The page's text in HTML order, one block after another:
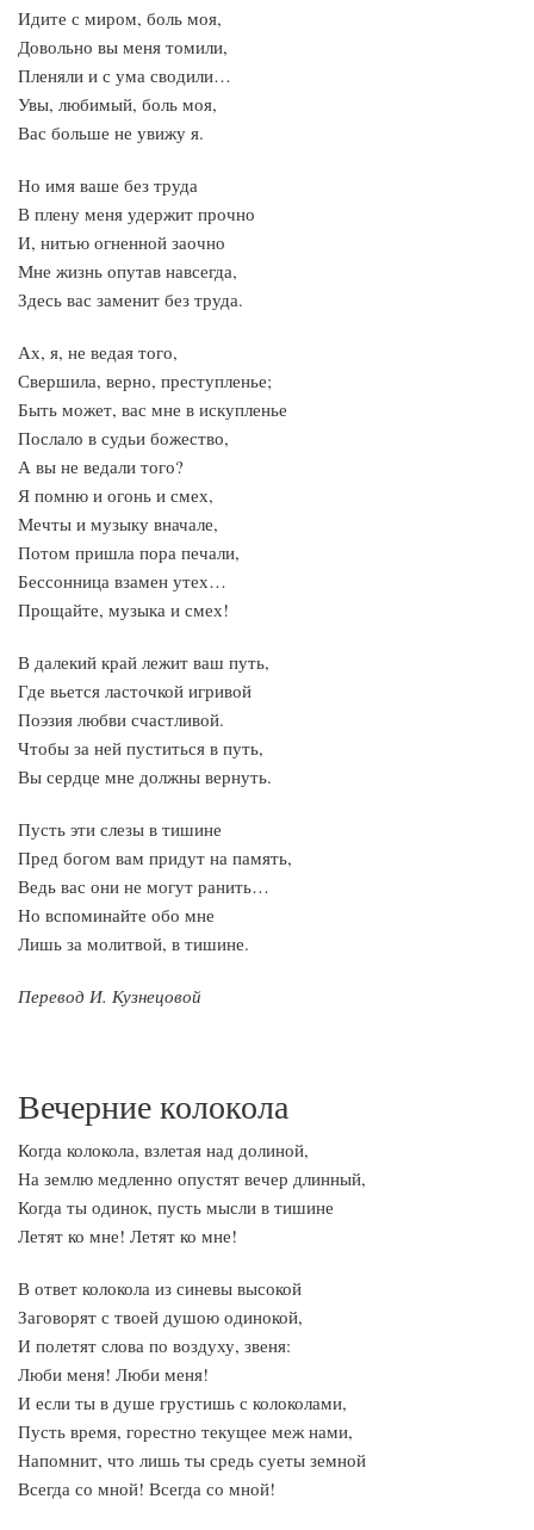
Идите с миром, боль моя,
Довольно вы меня томили,
Пленяли и с ума сводили…
Увы, любимый, боль моя,
Вас больше не увижу я.
Но имя ваше без труда
В плену меня удержит прочно
И, нитью огненной заочно
Мне жизнь опутав навсегда,
Здесь вас заменит без труда.
Ах, я, не ведая того,
Свершила, верно, преступленье;
Быть может, вас мне в искупленье
Послало в судьи божество,
А вы не ведали того?
Я помню и огонь и смех,
Мечты и музыку вначале,
Потом пришла пора печали,
Бессонница взамен утех…
Прощайте, музыка и смех!
В далекий край лежит ваш путь,
Где вьется ласточкой игривой
Поэзия любви счастливой.
Чтобы за ней пуститься в путь,
Вы сердце мне должны вернуть.
Пусть эти слезы в тишине
Пред богом вам придут на память,
Ведь вас они не могут ранить…
Но вспоминайте обо мне
Лишь за молитвой, в тишине.
Перевод И. Кузнецовой
Вечерние колокола
Когда колокола, взлетая над долиной,
На землю медленно опустят вечер длинный,
Когда ты одинок, пусть мысли в тишине
Летят ко мне! Летят ко мне!
В ответ колокола из синевы высокой
Заговорят с твоей душою одинокой,
И полетят слова по воздуху, звеня:
Люби меня! Люби меня!
И если ты в душе грустишь с колоколами,
Пусть время, горестно текущее меж нами,
Напомнит, что лишь ты средь суеты земной
Всегда со мной! Всегда со мной!